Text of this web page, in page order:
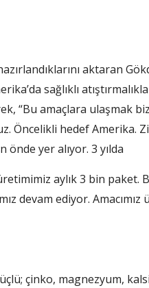
aktaran
sağlıklı
“Bu amaçlara ulaş­mak
he­def Amerika.
önde yer alıyor. 3 yılda
aylık 3 bin paket.
devam edi­yor.
çinko, magnezyum,